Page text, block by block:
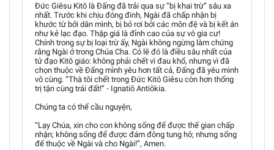
Đức Giêsu Kitô là Đấng đã trải qua sự “bị khai trừ” sâu xa
nhất. Trước khi chịu đóng đinh, Ngài đã chấp nhận bị
khước từ bởi dân mình, bị bỏ rơi bởi các môn đệ và bị kết án
như kẻ lạc đạo. Thập giá là đỉnh cao của sự vô gia cư!
Chính trong sự bị loại trừ ấy, Ngài không ngừng làm chứng
rằng Ngài ở trong Chúa Cha. Có lẽ đó là điều sâu nhất của
tử đạo Kitô giáo: không phải chết vì đau khổ, nhưng vì đã
chọn thuộc về Đấng mình yêu hơn tất cả, Đấng đã yêu mình
vô cùng. “Thà tôi chết trong Đức Kitô Giêsu còn hơn thống
trị tận cùng trái đất!” - Ignatiô Antiôkia.
Chúng ta có thể cầu nguyện,
“Lạy Chúa, xin cho con không sống để được thế gian chấp
nhận; không sống để được đám đông tung hô; nhưng sống
để thuộc về Ngài và cho Ngài!”, Amen.